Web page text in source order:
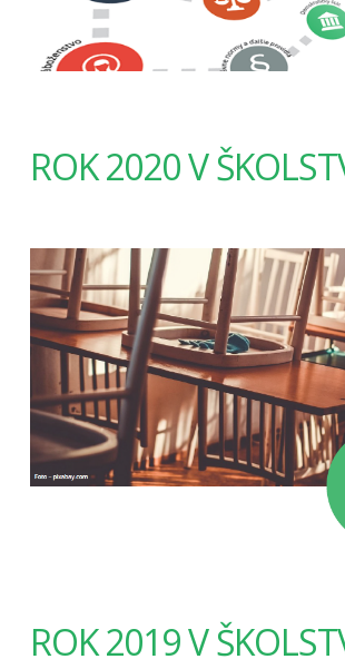
ROK 2020 V
ROK 2019 V